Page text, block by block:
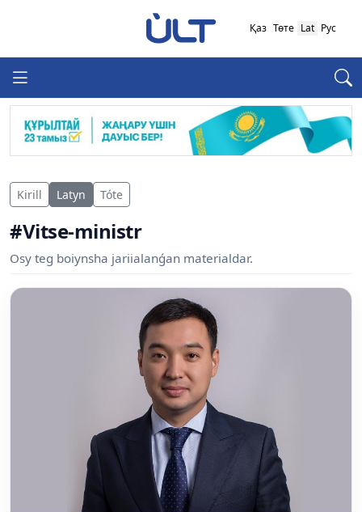
Қаз Төте Lat Рус
Kirill Latyn Tóte
#Vitse-ministr
Osy teg boiynsha jariialanǵan materialdar.